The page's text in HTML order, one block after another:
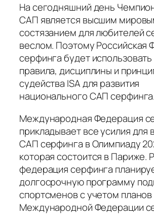
На сегодняшний день
САП является высшим
состязанием для любителей
веслом. Поэтому Российская
серфинга будет использовать
правила, дисциплины и
судейства ISA для развития
национального САП серфинга.
Международная Федерация
прикладывает все усилия для
САП серфинга в Олимпиаду
которая состоится в Париже.
федерация серфинга
долгосрочную программу
спортсменов с учетом планов
Международной Федерации